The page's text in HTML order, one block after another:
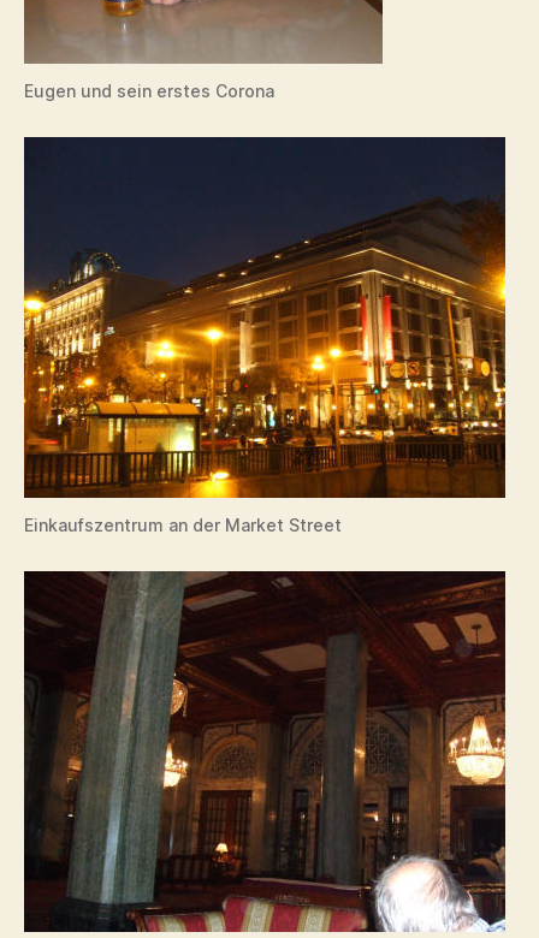
Eugen und sein erstes Corona
Einkaufszentrum an der Market Street